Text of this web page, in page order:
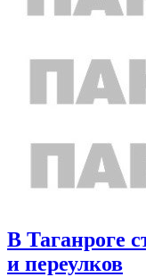
В Таганроге
и переулков